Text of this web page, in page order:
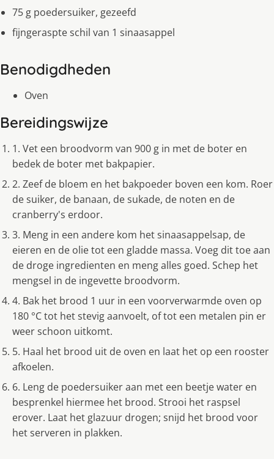
75 g poedersuiker, gezeefd
fijngeraspte schil van 1 sinaasappel
Benodigdheden
Oven
Bereidingswijze
1. Vet een broodvorm van 900 g in met de boter en
bedek de boter met bakpapier.
2. Zeef de bloem en het bakpoeder boven een kom. Roer
de suiker, de banaan, de sukade, de noten en de
cranberry's erdoor.
3. Meng in een andere kom het sinaasappelsap, de
eieren en de olie tot een gladde massa. Voeg dit toe aan
de droge ingredienten en meng alles goed. Schep het
mengsel in de ingevette broodvorm.
4. Bak het brood 1 uur in een voorverwarmde oven op
180 °C tot het stevig aanvoelt, of tot een metalen pin er
weer schoon uitkomt.
5. Haal het brood uit de oven en laat het op een rooster
afkoelen.
6. Leng de poedersuiker aan met een beetje water en
besprenkel hiermee het brood. Strooi het raspsel
erover. Laat het glazuur drogen; snijd het brood voor
het serveren in plakken.